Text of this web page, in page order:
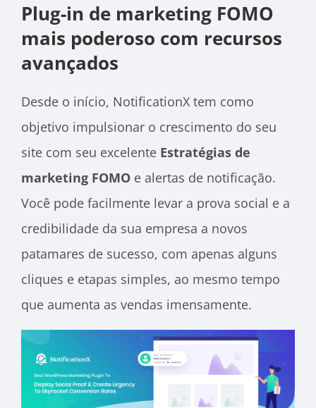
Plug-in de marketing FOMO
mais poderoso com recursos
avançados
Desde o início, NotificationX tem como
objetivo impulsionar o crescimento do seu
site com seu excelente Estratégias de
marketing FOMO e alertas de notificação.
Você pode facilmente levar a prova social e a
credibilidade da sua empresa a novos
patamares de sucesso, com apenas alguns
cliques e etapas simples, ao mesmo tempo
que aumenta as vendas imensamente.